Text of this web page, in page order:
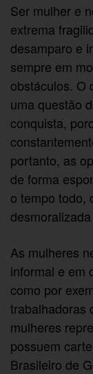
Ser mulher e
extrema
desamparo e
sempre em
obstáculos. O
uma questão
conquista,
portanto, as
de forma
o tempo todo,
As mulheres
informal e em
como por
trabalhadoras
mulheres
possuem
Brasileiro de